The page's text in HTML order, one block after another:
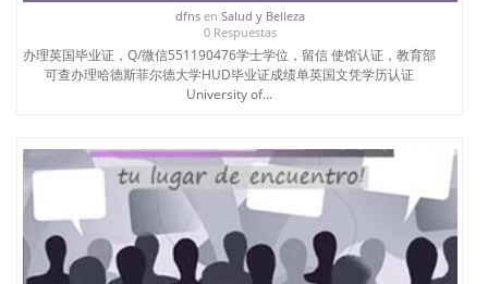
dfnsen Salud y Belleza
0 Respuestas
办理英国毕业证，Q/微信551190476学士学位，留信 使馆认证，教育部
可查办理哈德斯菲尔德大学HUD毕业证成绩单英国文凭学历认证
University of...